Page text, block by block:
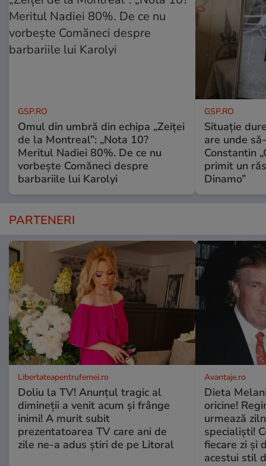
GSP.RO
Omul din umbră din echipa „Zeiței
de la Montreal”: „Nota 10?
Meritul Nadiei 80%. De ce nu
vorbește Comăneci despre
barbariile lui Karolyi
GSP.RO
Situație
are unde
Constantin
primit un
Dinamo”
PARTENERI
Libertateapentrufemei.ro
Doliu la TV! Anunțul tragic al
dimineții a venit acum și frânge
inimi! A murit subit
prezentatoarea TV care ani de
zile ne-a adus știri de pe Litoral
Avantaje.ro
Dieta
oricine!
urmează
specialiști!
fiecare zi și
acestui stil